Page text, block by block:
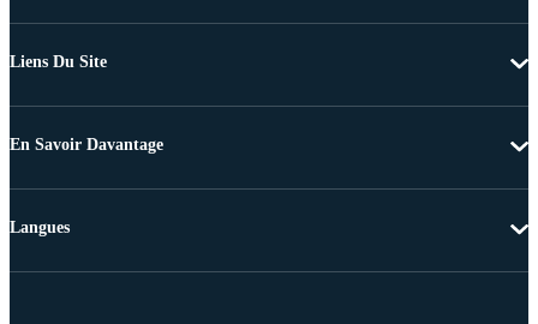
Liens Du Site
En Savoir Davantage
Langues